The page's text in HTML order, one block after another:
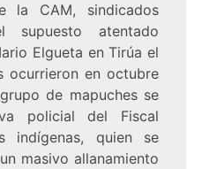
la CAM, sindicados
supuesto atentado
Elgueta en Tirúa el
ocurrieron en octubre
de mapuches se
policial del Fiscal
indígenas, quien se
masivo allanamiento